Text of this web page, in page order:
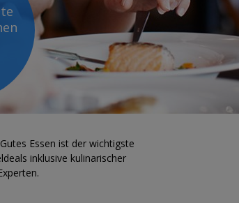
Essen ist der wichtigste
inklusive kulinarischer